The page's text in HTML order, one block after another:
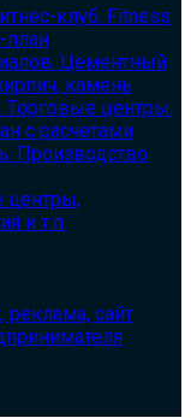
клуб. Fitness
план
Цементный
камень
Торговые центры.
с расчетами
Производство
центры,
и т.п.
сайт